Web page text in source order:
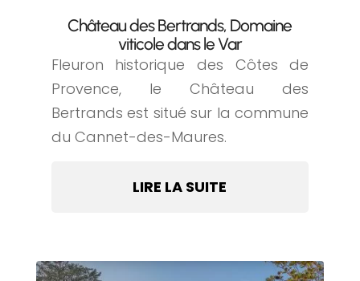
Château des Bertrands, Domaine
viticole dans le Var
Fleuron historique des Côtes de
Provence, le Château des
Bertrands est situé sur la commune
du Cannet-des-Maures.
LIRE LA SUITE